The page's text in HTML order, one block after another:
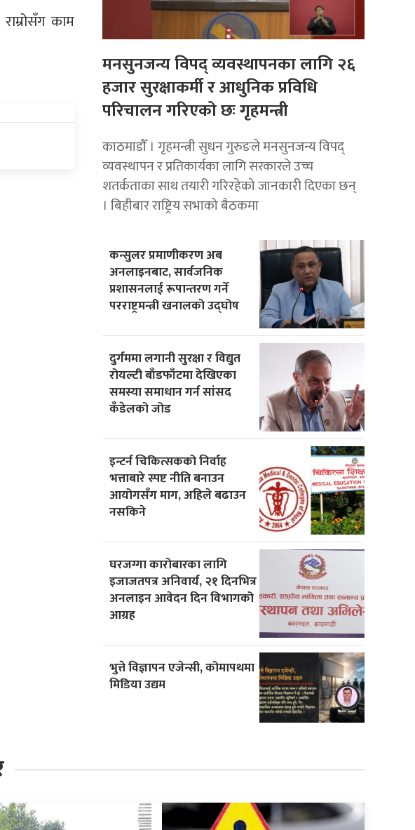
काम
मनसुनजन्य विपद् व्यवस्थापनका लागि २६
हजार सुरक्षाकर्मी र आधुनिक प्रविधि
परिचालन गरिएको छः गृहमन्त्री
काठमाडाैँ । गृहमन्त्री सुधन गुरुङले मनसुनजन्य विपद्
व्यवस्थापन र प्रतिकार्यका लागि सरकारले उच्च
शतर्कताका साथ तयारी गरिरहेको जानकारी दिएका छन्
। बिहीबार राष्ट्रिय सभाको बैठकमा
कन्सुलर प्रमाणीकरण अब
अनलाइनबाट, सार्वजनिक
प्रशासनलाई रूपान्तरण गर्ने
परराष्ट्रमन्त्री खनालको उद्घोष
दुर्गममा लगानी सुरक्षा र विद्युत
रोयल्टी बाँडफाँटमा देखिएका
समस्या समाधान गर्न सांसद
कँडेलको जोड
इन्टर्न चिकित्सकको निर्वाह
भत्ताबारे स्पष्ट नीति बनाउन
आयोगसँग माग, अहिले बढाउन
नसकिने
घरजग्गा कारोबारका लागि
इजाजतपत्र अनिवार्य, २१ दिनभित्र
अनलाइन आवेदन दिन विभागको
आग्रह
भुत्ते विज्ञापन एजेन्सी, कोमापथमा
मिडिया उद्यम